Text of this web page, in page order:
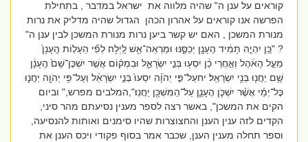
קוראים על ענן ה" שהיה מלווה את ישראל במדבר , בתחילת
הפרשה אנו קוראים על אהרון הכהן הגדול שהיה מדליק את נרות
מנורת המשכן , האם יש קשר ביען נרות מנורת המשכן לבין ענן ה"
? "כֵּ֚ן יִהְיֶ֣ה תָמִ֔יד הֶעָנָ֖ן יְכַסֶּ֑נּוּ וּמַרְאֵה־אֵ֖שׁ לָֽיְלָה׃ לְפִ֞י הֵעָל֤וֹת הֶֽעָנָן֙
מֵעַ֣ל הָאֹ֔הֶל וְאַ֣חֲרֵי כֵ֔ן יִסְע֖וּ בְּנֵ֣י יִשְׂרָאֵ֑ל וּבִמְק֗וֹם אֲשֶׁ֤ר יִשְׁכׇּן־שָׁם֙ הֶֽעָנָ֔ן
שָׁ֥ם יַחֲנ֖וּ בְּנֵ֥י יִשְׂרָאֵֽל׃ יחעַל־פִּ֣י יְהֹוָ֗ה יִסְעוּ֙ בְּנֵ֣י יִשְׂרָאֵ֔ל וְעַל־פִּ֥י יְהֹוָ֖ה יַחֲנ֑וּ
כׇּל־יְמֵ֗י אֲשֶׁ֨ר יִשְׁכֹּ֧ן הֶעָנָ֛ן עַל־הַמִּשְׁכָּ֖ן יַחֲנֽוּ׃",המלבים מפרש," וביום
הקים את המשכן", באשר רצה לספר מענין נסיעתם מהר סיני,
הקדים לזה ענין הענן והחצוצרות שהיו סימנים ואותות להנסיעה,
וספר תחלה מענין הענן, שכבר אמר בסוף פקודי ויכס הענן את